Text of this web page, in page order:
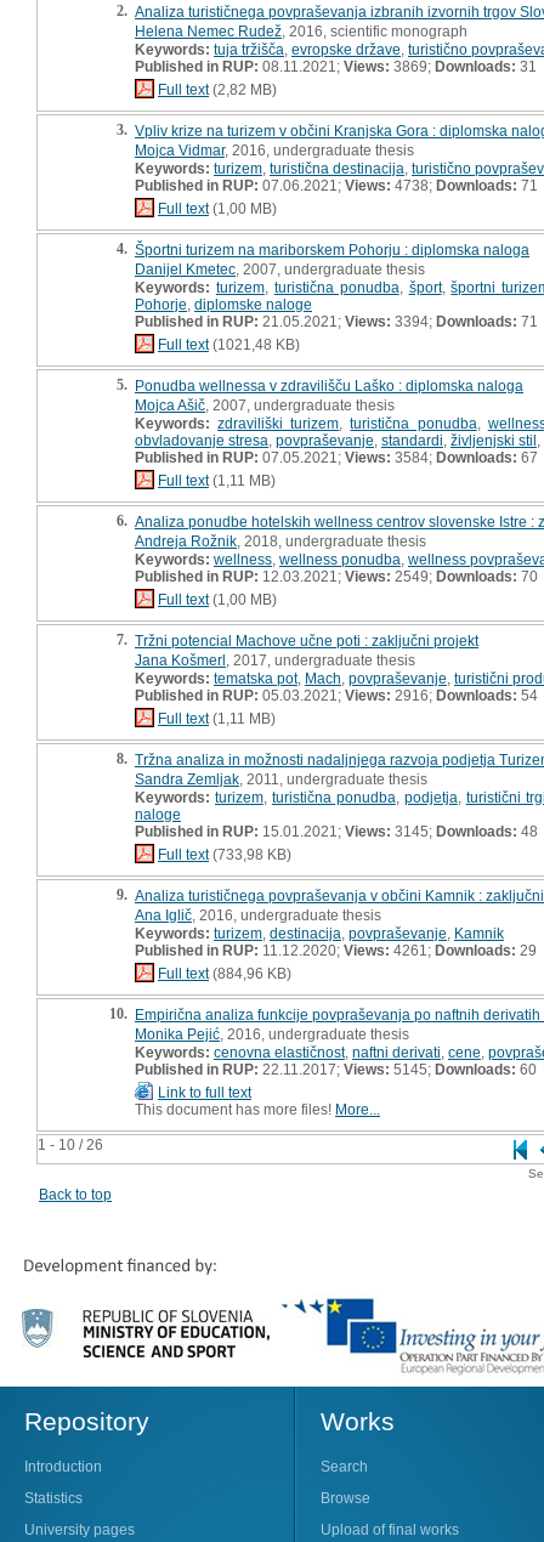
1 - 10 / 26
2. Analiza turističnega povpraševanja izbranih izvornih trgov
Helena Nemec Rudež , 2016, scientific monograph
Keywords: tuja tržišča evropske države turistično
Published in RUP: 08.11.2021; Views: 3869; Downloads: 31
Full text(2,82 MB)
3. Vpliv krize na turizem v občini Kranjska Gora : diplomska
Mojca Vidmar, 2016, undergraduate thesis
Keywords: turizem turistična destinacija turistično
Published in RUP: 07.06.2021; Views: 4738; Downloads: 71
Full text(1,00 MB)
4. Športni turizem na mariborskem Pohorju : diplomska naloga
Danijel Kmetec , 2007, undergraduate thesis
Keywords: turizem, turistična ponudba šport,športni
Pohorje diplomske naloge
Published in RUP: 21.05.2021; Views: 3394; Downloads: 71
Full text(1021,48 KB)
5. Ponudba wellnessa v zdravilišču Laško : diplomska naloga
Mojca Ašič , 2007, undergraduate thesis
Keywords: zdraviliški turizem ,turistična ponudba
obvladovanje stresa povpraševanje standardi življenjski stil
Published in RUP: 07.05.2021; Views: 3584; Downloads: 67
Full text(1,11 MB)
6. Analiza ponudbe hotelskih wellness centrov slovenske Istre :
Andreja Rožnik , 2018, undergraduate thesis
Keywords: wellness wellness ponudba wellness
Published in RUP: 12.03.2021; Views: 2549; Downloads: 70
Full text(1,00 MB)
7. Tržni potencial Machove učne poti : zaključni projekt
Jana Košmerl , 2017, undergraduate thesis
Keywords: tematska pot, Mach povpraševanje turistični
Published in RUP: 05.03.2021; Views: 2916; Downloads: 54
Full text(1,11 MB)
8. Tržna analiza in možnosti nadaljnjega razvoja podjetja
Sandra Zemljak , 2011, undergraduate thesis
Keywords: turizem, turistična ponudba podjetja turistični
naloge
Published in RUP: 15.01.2021; Views: 3145; Downloads: 48
Full text(733,98 KB)
9. Analiza turističnega povpraševanja v občini Kamnik :
Ana Iglič , 2016, undergraduate thesis
Keywords: turizem destinacija povpraševanje Kamnik
Published in RUP: 11.12.2020; Views: 4261; Downloads: 29
Full text(884,96 KB)
10. Empirična analiza funkcije povpraševanja po naftnih
Monika Pejić , 2016, undergraduate thesis
Keywords: cenovna elastičnost, naftni derivati cene
Published in RUP: 22.11.2017; Views: 5145; Downloads: 60
Link to full text
This document has more files! More...
Back to top
Repository
Introduction
Statistics
University pages
Works
Search
Browse
Upload of final works